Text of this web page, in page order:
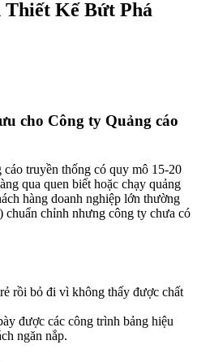
Thiết Kế Bứt Phá
cho Công ty Quảng cáo
truyền thống có quy mô 15-20
qua quen biết hoặc chạy quảng
hàng doanh nghiệp lớn thường
chuẩn chỉnh nhưng công ty chưa có
rồi bỏ đi vì không thấy được chất
được các công trình bảng hiệu
ngăn nắp.